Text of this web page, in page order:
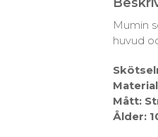
Mumin
huvud
Mått:
Ålder: